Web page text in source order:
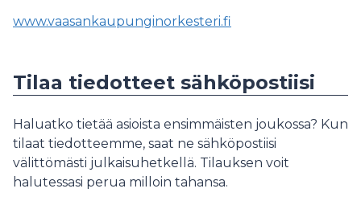
www.vaasankaupunginorkesteri.fi
Tilaa tiedotteet sähköpostiisi
Haluatko tietää asioista ensimmäisten joukossa? Kun
tilaat tiedotteemme, saat ne sähköpostiisi
välittömästi julkaisuhetkellä. Tilauksen voit
halutessasi perua milloin tahansa.